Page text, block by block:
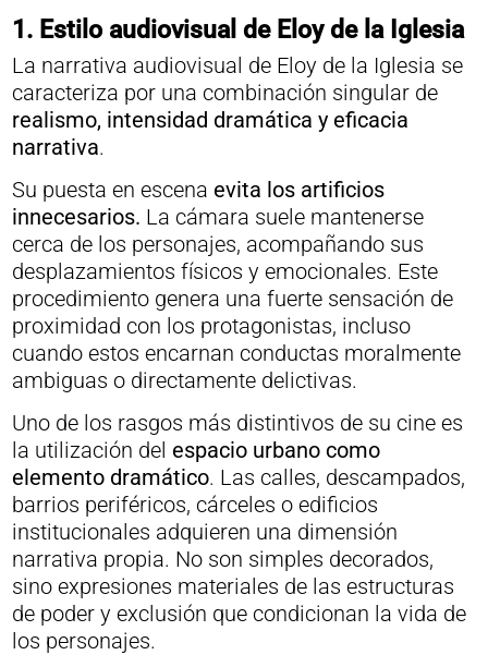
1. Estilo audiovisual de Eloy de la Iglesia
La narrativa audiovisual de Eloy de la Iglesia se
caracteriza por una combinación singular de
realismo, intensidad dramática y eficacia
narrativa.
Su puesta en escena evita los artificios
innecesarios. La cámara suele mantenerse
cerca de los personajes, acompañando sus
desplazamientos físicos y emocionales. Este
procedimiento genera una fuerte sensación de
proximidad con los protagonistas, incluso
cuando estos encarnan conductas moralmente
ambiguas o directamente delictivas.
Uno de los rasgos más distintivos de su cine es
la utilización del espacio urbano como
elemento dramático. Las calles, descampados,
barrios periféricos, cárceles o edificios
institucionales adquieren una dimensión
narrativa propia. No son simples decorados,
sino expresiones materiales de las estructuras
de poder y exclusión que condicionan la vida de
los personajes.